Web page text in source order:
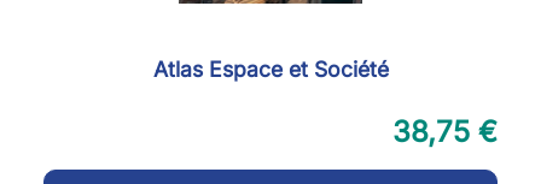
Atlas Espace et Société
38,75 €